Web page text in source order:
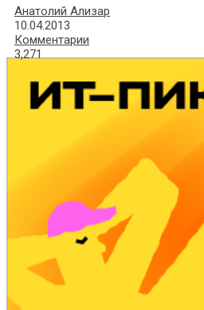
Анатолий Ализар
10.04.2013
Комментарии
3,271